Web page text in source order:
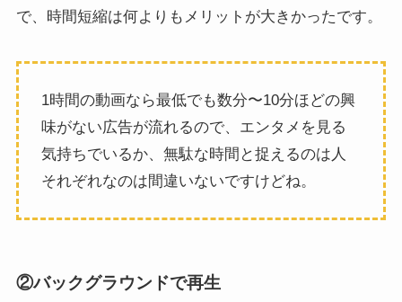
で、時間短縮は何よりもメリットが大きかったです。
1時間の動画なら最低でも数分〜10分ほどの興
味がない広告が流れるので、エンタメを見る
気持ちでいるか、無駄な時間と捉えるのは人
それぞれなのは間違いないですけどね。
②バックグラウンドで再生